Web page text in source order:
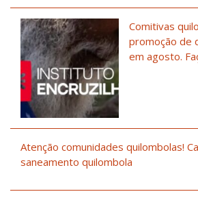
Comitivas
promoção de
em agosto.
Atenção comunidades quilombolas!
saneamento quilombola